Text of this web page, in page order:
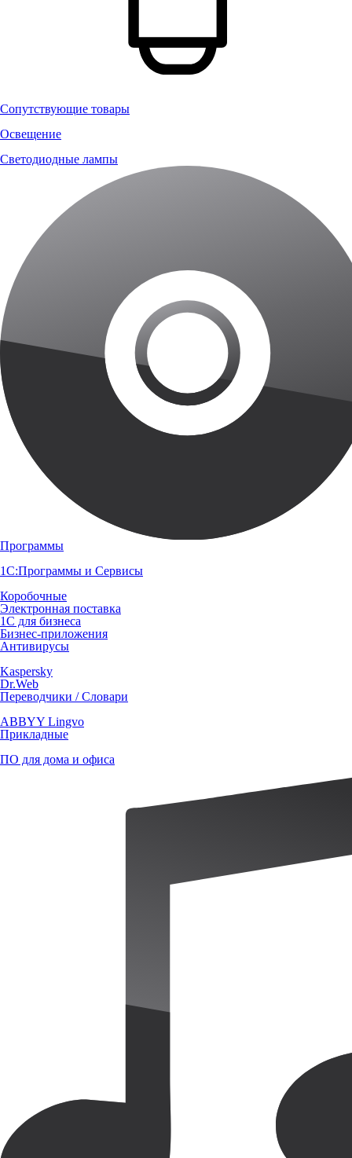
Сопутствующие товары
Освещение
Светодиодные лампы
Программы
1С:Программы и Сервисы
Коробочные
Электронная поставка
1С для бизнеса
Бизнес-приложения
Антивирусы
Kaspersky
Dr.Web
Переводчики / Словари
ABBYY Lingvo
Прикладные
ПО для дома и офиса